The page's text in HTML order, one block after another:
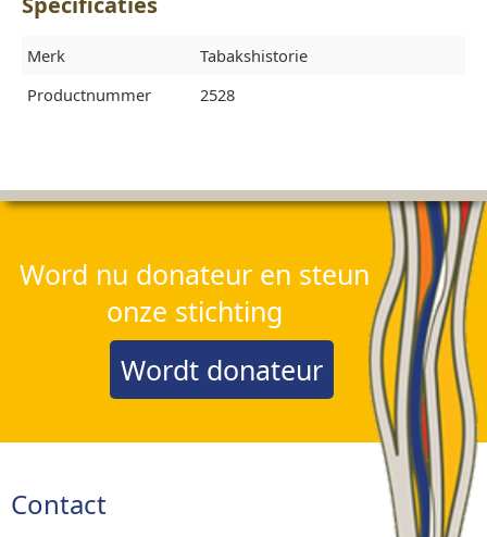
Merk
Tabakshistorie
Productnummer
2528
Word nu donateur en steun
onze stichting
Wordt donateur
Contact